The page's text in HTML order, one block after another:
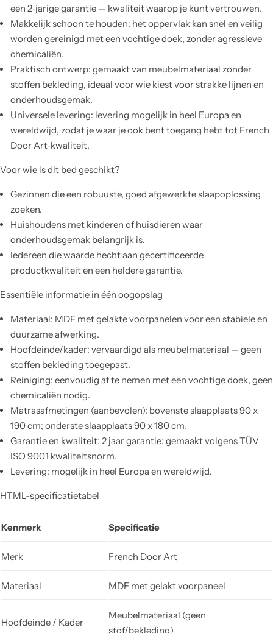
een 2‑jarige garantie — kwaliteit waarop je kunt vertrouwen.
Makkelijk schoon te houden: het oppervlak kan snel en veilig
worden gereinigd met een vochtige doek, zonder agressieve
chemicaliën.
Praktisch ontwerp: gemaakt van meubelmateriaal zonder
stoffen bekleding, ideaal voor wie kiest voor strakke lijnen en
onderhoudsgemak.
Universele levering: levering mogelijk in heel Europa en
wereldwijd, zodat je waar je ook bent toegang hebt tot French
Door Art‑kwaliteit.
Voor wie is dit bed geschikt?
Gezinnen die een robuuste, goed afgewerkte slaapoplossing
zoeken.
Huishoudens met kinderen of huisdieren waar
onderhoudsgemak belangrijk is.
Iedereen die waarde hecht aan gecertificeerde
productkwaliteit en een heldere garantie.
Essentiële informatie in één oogopslag
Materiaal: MDF met gelakte voorpanelen voor een stabiele en
duurzame afwerking.
Hoofdeinde/kader: vervaardigd als meubelmateriaal — geen
stoffen bekleding toegepast.
Reiniging: eenvoudig af te nemen met een vochtige doek, geen
chemicaliën nodig.
Matrasafmetingen (aanbevolen): bovenste slaapplaats 90 x
190 cm; onderste slaapplaats 90 x 180 cm.
Garantie en kwaliteit: 2 jaar garantie; gemaakt volgens TÜV
ISO 9001 kwaliteitsnorm.
Levering: mogelijk in heel Europa en wereldwijd.
HTML-specificatietabel
Kenmerk Specificatie
Merk French Door Art
Materiaal MDF met gelakt voorpaneel
Hoofdeinde / Kader
Meubelmateriaal (geen
stof/bekleding)